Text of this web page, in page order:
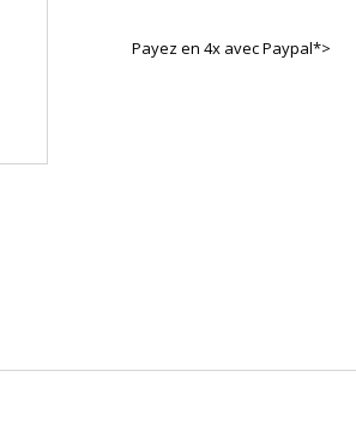
Payez en 4x avec Paypal*>